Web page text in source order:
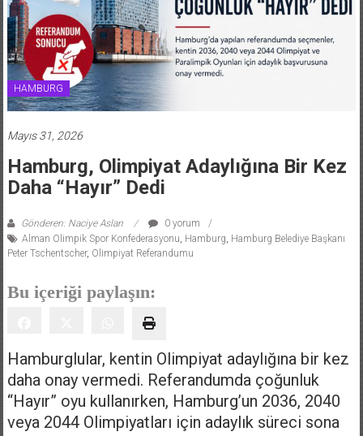
HAMBURG
Mayıs 31, 2026
Hamburg, Olimpiyat Adaylığına Bir Kez
Daha “Hayır” Dedi
Gönderen: Naciye Aslan
0 yorum
Alman Olimpik Spor Konfederasyonu Hamburg Hamburg Belediye Başkanı
Peter Tschentscher, Olimpiyat Referandumu
Bu içeriği paylaşın:
Hamburglular, kentin Olimpiyat adaylığına bir kez
daha onay vermedi. Referandumda çoğunluk
“Hayır” oyu kullanırken, Hamburg’un 2036, 2040
veya 2044 Olimpiyatları için adaylık süreci sona